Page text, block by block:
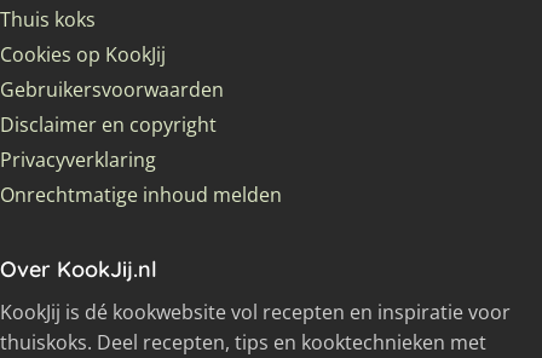
Thuis koks
Cookies op KookJij
Gebruikersvoorwaarden
Disclaimer en copyright
Privacyverklaring
Onrechtmatige inhoud melden
Over KookJij.nl
KookJij is dé kookwebsite vol recepten en inspiratie voor
thuiskoks. Deel recepten, tips en kooktechnieken met